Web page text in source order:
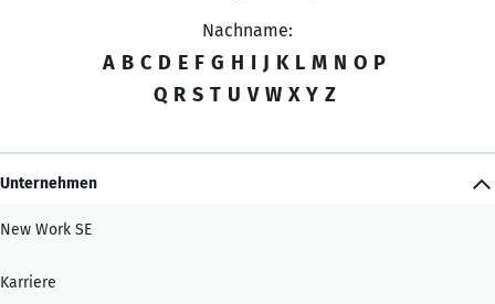
Nachname:
A B C D E F G H I J K L M N O P
Q R S T U V W X Y Z
Unternehmen
New Work SE
Karriere